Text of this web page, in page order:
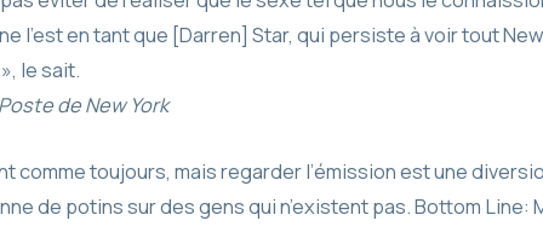
l’est en tant que [Darren] Star, qui persiste à voir tout
le sait.
de New York
comme toujours, mais regarder l’émission est une
de potins sur des gens qui n’existent pas. Bottom Line: